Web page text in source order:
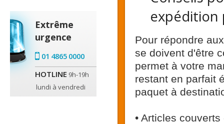
Extrême
urgence
01 4865 0000
HOTLINE 9h-19h
lundi à vendredi
expédition
Pour répondre
se doivent d'être
permet à votre
restant en parfait
paquet à
• Articles